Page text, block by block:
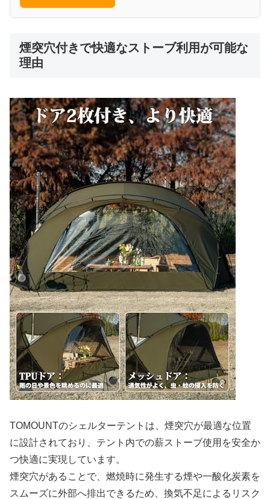
煙突穴付きで快適なストーブ利用が可能な
理由
TOMOUNTのシェルターテントは、煙突穴が最適な位置
に設計されており、テント内での薪ストーブ使用を安全か
つ快適に実現しています。
煙突穴があることで、燃焼時に発生する煙や一酸化炭素を
スムーズに外部へ排出できるため、換気不足によるリスク